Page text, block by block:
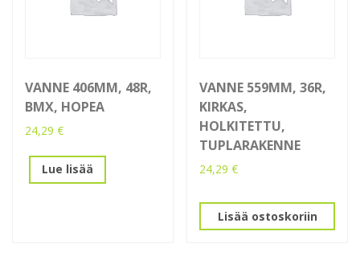
VANNE 406MM, 48R,
BMX, HOPEA
24,29 €
Lue lisää
VANNE 559MM, 36R,
KIRKAS,
HOLKITETTU,
TUPLARAKENNE
24,29€
Lisää ostoskoriin